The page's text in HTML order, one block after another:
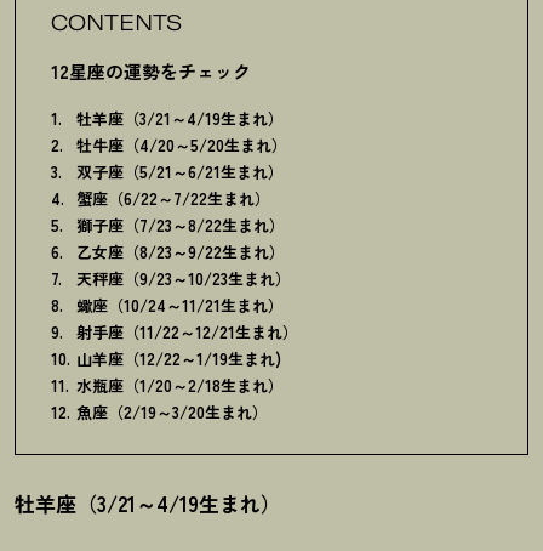
CONTENTS
12星座の運勢をチェック
牡羊座（3/21～4/19生まれ）
牡牛座（4/20～5/20生まれ）
双子座（5/21～6/21生まれ）
蟹座（6/22～7/22生まれ）
獅子座（7/23～8/22生まれ）
乙女座（8/23～9/22生まれ）
天秤座（9/23～10/23生まれ）
蠍座（10/24～11/21生まれ）
射手座（11/22～12/21生まれ）
山羊座（12/22～1/19生まれ)
水瓶座（1/20～2/18生まれ）
魚座（2/19～3/20生まれ）
牡羊座（3/21～4/19生まれ）